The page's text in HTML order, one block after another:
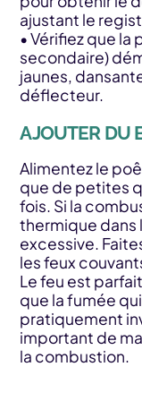
ajustant le
• Vérifiez que
secondaire)
jaunes,
déflecteur.
AJOUTER DU
Alimentez le
que de petites
fois. Si la
thermique dans
excessive.
les feux
Le feu est
que la fumée
pratiquement
important de
la combustion.